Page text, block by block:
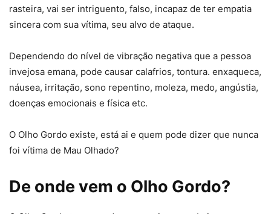
rasteira, vai ser intriguento, falso, incapaz de ter empatia
sincera com sua vítima, seu alvo de ataque.
Dependendo do nível de vibração negativa que a pessoa
invejosa emana, pode causar calafrios, tontura. enxaqueca,
náusea, irritação, sono repentino, moleza, medo, angústia,
doenças emocionais e física etc.
O Olho Gordo existe, está ai e quem pode dizer que nunca
foi vítima de Mau Olhado?
De onde vem o Olho Gordo?